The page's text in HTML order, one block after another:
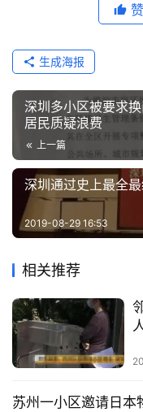
赞
生成海报
深圳多小区被要求
居民质疑浪费
上一篇
深圳通过史上最全
2019-08-29 16:53
相关推荐
苏州一小区邀请日本